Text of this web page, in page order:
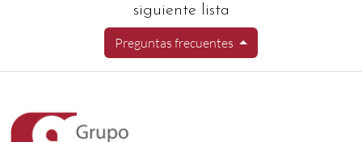
siguiente lista
Preguntas frecuentes